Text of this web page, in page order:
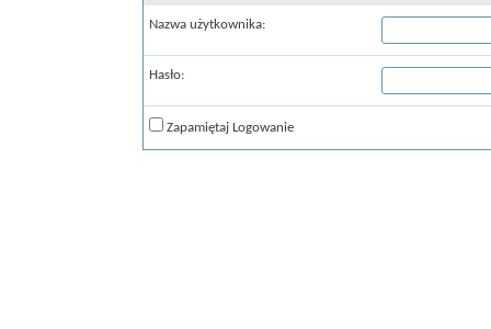
Nazwa użytkownika:
Hasło:
Zapamiętaj Logowanie